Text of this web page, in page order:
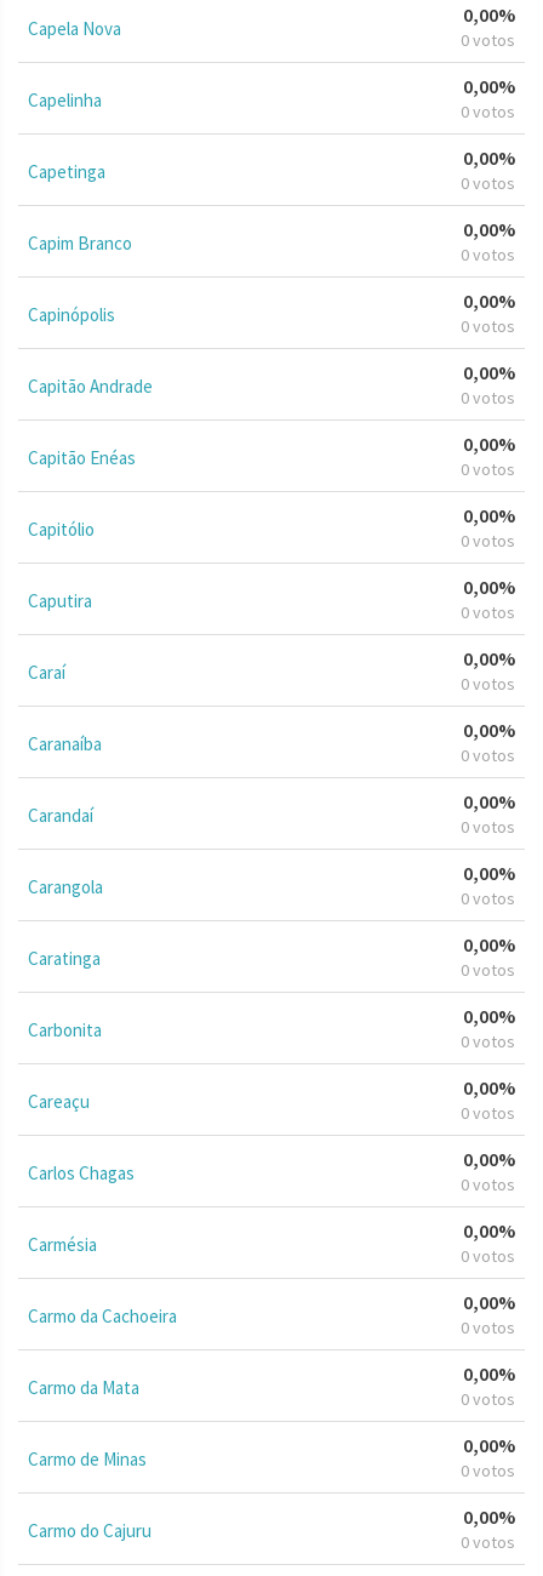
Capela Nova
0,00%
0 votos
Capelinha
0,00%
0 votos
Capetinga
0,00%
0 votos
Capim Branco
0,00%
0 votos
Capinópolis
0,00%
0 votos
Capitão Andrade
0,00%
0 votos
Capitão Enéas
0,00%
0 votos
Capitólio
0,00%
0 votos
Caputira
0,00%
0 votos
Caraí
0,00%
0 votos
Caranaíba
0,00%
0 votos
Carandaí
0,00%
0 votos
Carangola
0,00%
0 votos
Caratinga
0,00%
0 votos
Carbonita
0,00%
0 votos
Careaçu
0,00%
0 votos
Carlos Chagas
0,00%
0 votos
Carmésia
0,00%
0 votos
Carmo da Cachoeira
0,00%
0 votos
Carmo da Mata
0,00%
0 votos
Carmo de Minas
0,00%
0 votos
Carmo do Cajuru
0,00%
0 votos